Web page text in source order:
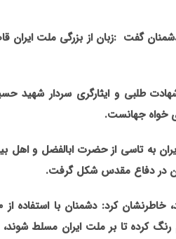
گفت :زبان از بزرگی ملت ایران
طلبی و ایثارگری سردار شهید
خواه جهانست.
به تاسی از حضرت ابالفضل و اهل
در دفاع مقدس شکل گرفت.
سردار نقدی با
رنگ کرده تا بر ملت ایران مسلط شوند،